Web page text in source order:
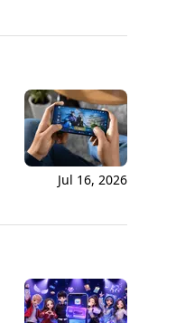
Jul 16, 2026